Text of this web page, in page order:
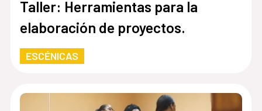
Taller: Herramientas para la
elaboración de proyectos.
ESCÉNICAS